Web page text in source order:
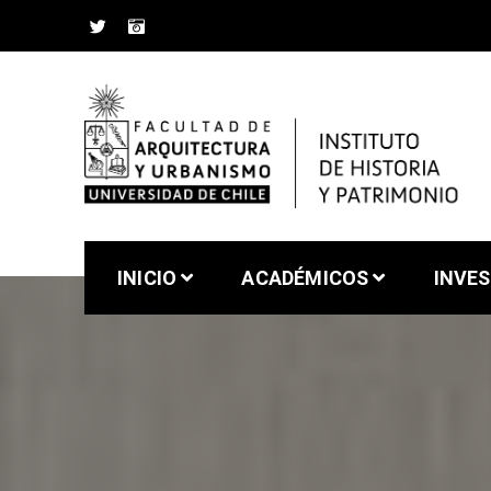
Instituto de Historia
INICIO ACADÉMICOS